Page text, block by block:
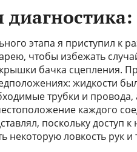
этапа я приступил к
чтобы избежать
бачка сцепления.
жидкости
трубки и провода,
каждого
поскольку
ловкость рук и